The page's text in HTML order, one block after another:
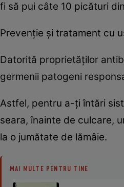
fi să pui câte 10 picături
Prevenţie şi tratament cu
Datorită proprietăţilor
germenii patogeni
Astfel, pentru a-ţi întări
seara, înainte de culcare,
la o jumătate de lămâie.
MAI MULTE PENTRU TINE